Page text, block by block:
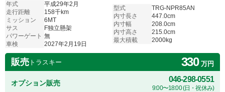
年式
平成29年2月
走行距離
158千km
ミッション
6MT
サス
F独立懸架
パワーゲート 無
車検
2027年2月19日
型式
TRG-NPR85AN
内寸長さ
447.0cm
内寸幅
208.0cm
内寸高さ
215.0cm
最大積載
2000kg
販売 トラスキー 330万円
オプション販売 046-298-0551
9:00〜18:00 (日・祝休み)